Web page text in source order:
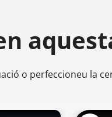
o perfeccioneu la